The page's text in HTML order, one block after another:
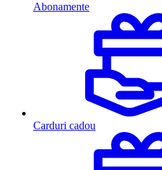
Abonamente
Carduri cadou